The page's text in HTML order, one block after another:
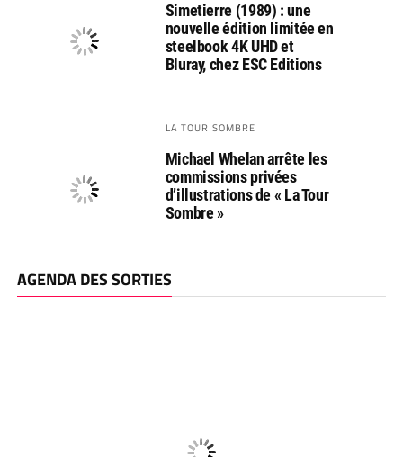
Simetierre (1989) : une
nouvelle édition limitée en
steelbook 4K UHD et
Bluray, chez ESC Editions
LA TOUR SOMBRE
Michael Whelan arrête les
commissions privées
d’illustrations de « La Tour
Sombre »
AGENDA DES SORTIES